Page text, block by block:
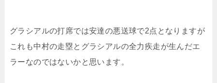
グラシアルの打席では安達の悪送球で2点となりますが
これも中村の走塁とグラシアルの全力疾走が生んだエ
ラーなのではないかと思います。